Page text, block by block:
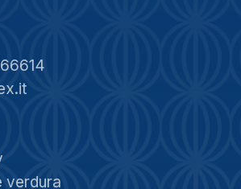
verdura